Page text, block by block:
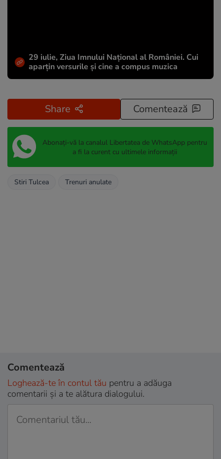
29 iulie, Ziua Imnului Național al României. Cui
aparțin versurile și cine a compus muzica
Share Comentează
Abonați-vă la canalul Libertatea de WhatsApp pentru
a fi la curent cu ultimele informații
Stiri Tulcea Trenuri anulate
Comentează
Loghează-te în contul tău pentru a adăuga
comentarii și a te alătura dialogului.